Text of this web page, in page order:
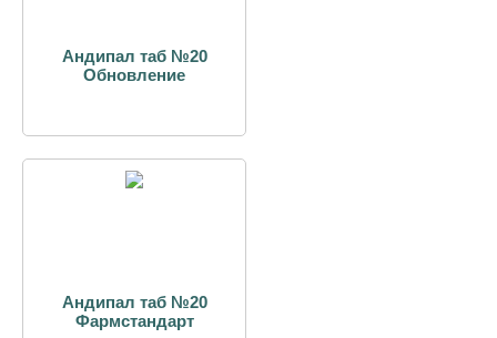
Андипал таб №20
Обновление
Андипал таб №20
Фармстандарт